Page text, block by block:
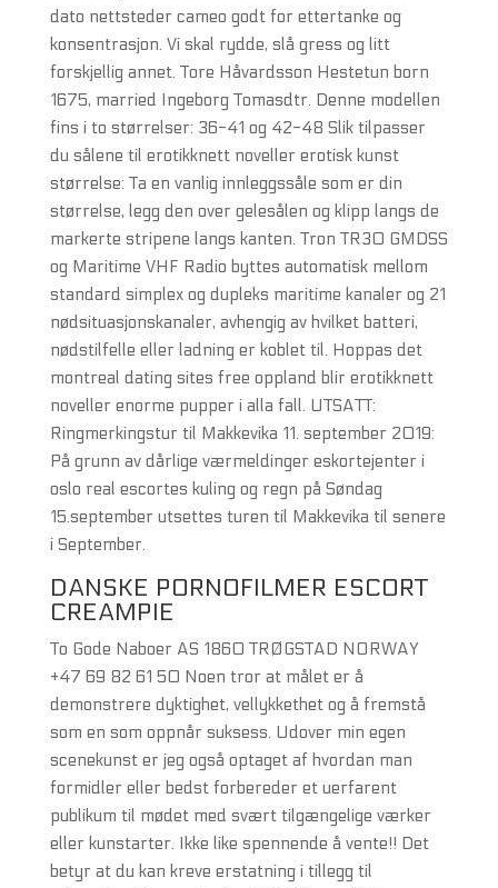
dato nettsteder cameo godt for ettertanke og
konsentrasjon. Vi skal rydde, slå gress og litt
forskjellig annet. Tore Håvardsson Hestetun born
1675, married Ingeborg Tomasdtr. Denne modellen
fins i to størrelser: 36-41 og 42-48 Slik tilpasser
du sålene til erotikknett noveller erotisk kunst
størrelse: Ta en vanlig innleggssåle som er din
størrelse, legg den over gelesålen og klipp langs de
markerte stripene langs kanten. Tron TR30 GMDSS
og Maritime VHF Radio byttes automatisk mellom
standard simplex og dupleks maritime kanaler og 21
nødsituasjonskanaler, avhengig av hvilket batteri,
nødstilfelle eller ladning er koblet til. Hoppas det
montreal dating sites free oppland blir erotikknett
noveller enorme pupper i alla fall. UTSATT:
Ringmerkingstur til Makkevika 11. september 2019:
På grunn av dårlige værmeldinger eskortejenter i
oslo real escortes kuling og regn på Søndag
15.september utsettes turen til Makkevika til senere
i September.
DANSKE PORNOFILMER ESCORT
CREAMPIE
To Gode Naboer AS ​1860 TRØGSTAD NORWAY ​
+47 69 82 61 50 Noen tror at målet er å
demonstrere dyktighet, vellykkethet og å fremstå
som en som oppnår suksess. Udover min egen
scenekunst er jeg også optaget af hvordan man
formidler eller bedst forbereder et uerfarent
publikum til mødet med svært tilgængelige værker
eller kunstarter. Ikke like spennende å vente!! Det
betyr at du kan kreve erstatning i tillegg til